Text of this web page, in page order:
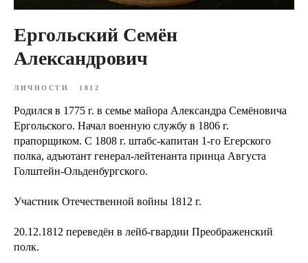
Ергольский Семён
Александрович
ЛИЧНОСТИ 1812
Родился в 1775 г. в семье майора Александра Семёновича
Ергольского. Начал военную службу в 1806 г.
прапорщиком. С 1808 г. штабс-капитан 1-го Егерского
полка, адъютант генерал-лейтенанта принца Августа
Голштейн-Ольденбургского.
Участник Отечественной войны 1812 г.
20.12.1812 переведён в лейб-гвардии Преображенский
полк.